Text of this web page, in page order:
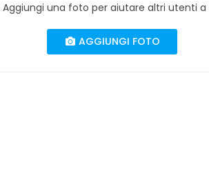
Aggiungi una foto per aiutare altri utenti
AGGIUNGI FOTO